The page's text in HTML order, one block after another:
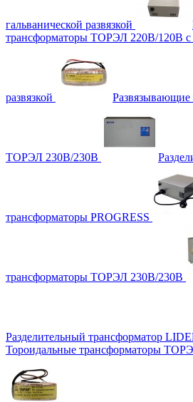
гальванической развязкой
трансформаторы ТОРЭЛ 220В/120В с
развязкой Развязывающие
ТОРЭЛ 230В/230В
трансформаторы PROGRESS
трансформаторы ТОРЭЛ 230В/230В
Разделительный трансформатор
Тороидальные трансформаторы